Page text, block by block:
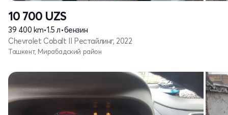
10 700 UZS
39 400 km•1.5 л•бензин
Chevrolet Cobalt II Рестайлинг, 2022
Ташкент, Мирабадский район